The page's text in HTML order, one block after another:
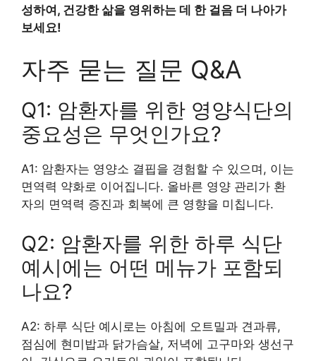
성하여, 건강한 삶을 영위하는 데 한 걸음 더 나아가
보세요!
자주 묻는 질문 Q&A
Q1: 암환자를 위한 영양식단의
중요성은 무엇인가요?
A1: 암환자는 영양소 결핍을 경험할 수 있으며, 이는
면역력 약화로 이어집니다. 올바른 영양 관리가 환
자의 면역력 증진과 회복에 큰 영향을 미칩니다.
Q2: 암환자를 위한 하루 식단
예시에는 어떤 메뉴가 포함되
나요?
A2: 하루 식단 예시로는 아침에 오트밀과 견과류,
점심에 현미밥과 닭가슴살, 저녁에 고구마와 생선구